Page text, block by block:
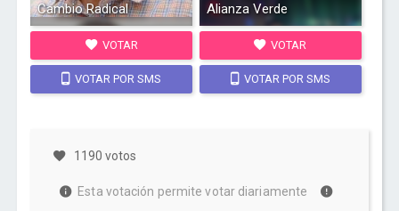
Cambio Radical
VOTAR
VOTAR POR SMS
Alianza Verde
VOTAR
VOTAR POR SMS
1190 votos
Esta votación permite votar diariamente